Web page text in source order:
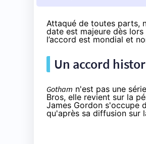
Attaqué de toutes parts,
date est majeure dès
l’accord est mondial et
Un accord
Gotham n'est pas une
Bros, elle revient sur la
James Gordon s'occupe
qu'après sa diffusion sur